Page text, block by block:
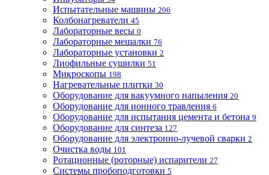
Испытательные машины 206
Колбонагреватели 45
Лабораторные весы 0
Лабораторные мешалки 76
Лабораторные установки 2
Лиофильные сушилки 51
Микроскопы 198
Нагревательные плитки 30
Оборудование для вакуумного напыления 20
Оборудование для ионного травления 6
Оборудование для испытания цемента и бетона 9
Оборудование для синтеза 127
Оборудование для электронно-лучевой сварки 2
Очистка воды 101
Ротационные (роторные) испарители 27
Системы пробоподготовки 5